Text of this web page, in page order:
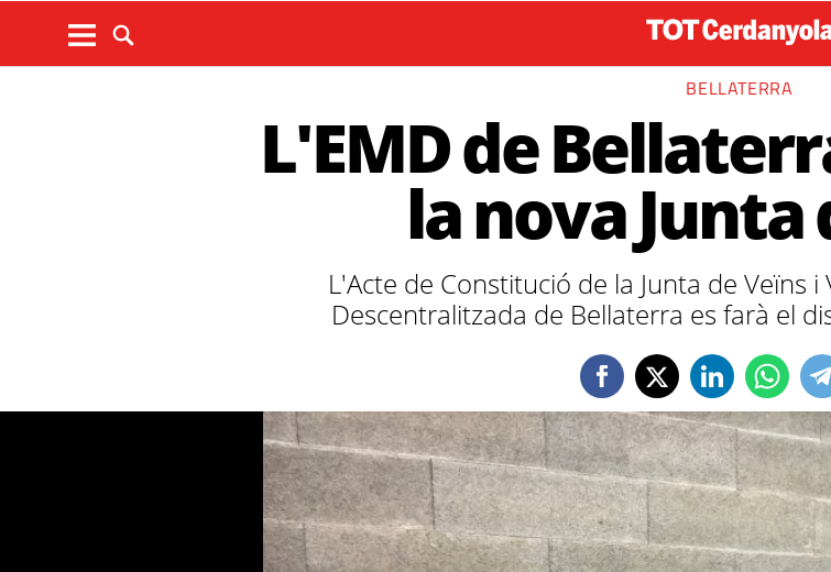
BELLATERRA
L'EMD de
la nova Junta
L'Acte de Constitució de la Junta de Veïns
Descentralitzada de Bellaterra es farà el